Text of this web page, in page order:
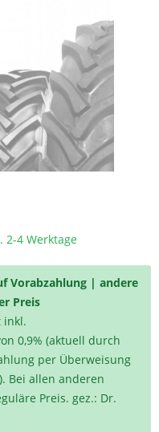
2-4 Werktage
Vorabzahlung | andere
Preis
inkl.
0,9% (aktuell durch
per Überweisung
Bei allen anderen
Preis. gez.: Dr.